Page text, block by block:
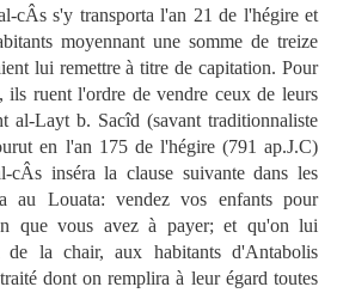
cÂs s'y transporta l'an 21 de l'hégire et
moyennant une somme de treize
lui remettre à titre de capitation. Pour
ils ruent l'ordre de vendre ceux de leurs
al-Layt b. Sacîd (savant traditionnaliste
en l'an 175 de l'hégire (791 ap.J.C)
cÂs inséra la clause suivante dans les
au Louata: vendez vos enfants pour
que vous avez à payer; et qu'on lui
la chair, aux habitants d'Antabolis
dont on remplira à leur égard toutes